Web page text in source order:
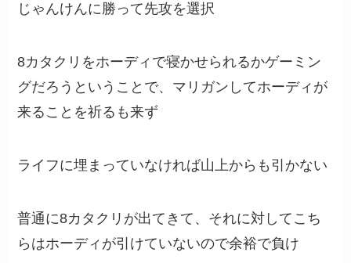
じゃんけんに勝って先攻を選択
8カタクリをホーディで寝かせられるかゲーミン
グだろうということで、マリガンしてホーディが
来ることを祈るも来ず
ライフに埋まっていなければ山上からも引かない
普通に8カタクリが出てきて、それに対してこち
らはホーディが引けていないので余裕で負け